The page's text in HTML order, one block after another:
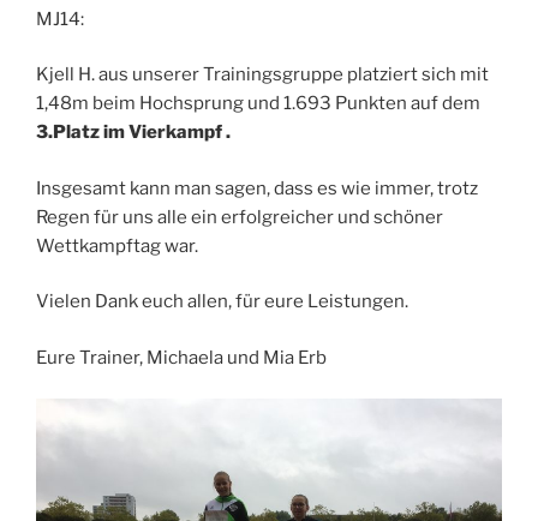
MJ14:
Kjell H. aus unserer Trainingsgruppe platziert sich mit
1,48m beim Hochsprung und 1.693 Punkten auf dem
3.Platz im Vierkampf .
Insgesamt kann man sagen, dass es wie immer, trotz
Regen für uns alle ein erfolgreicher und schöner
Wettkampftag war.
Vielen Dank euch allen, für eure Leistungen.
Eure Trainer, Michaela und Mia Erb